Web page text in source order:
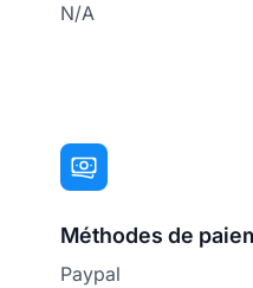
N/A
Méthodes de
Paypal